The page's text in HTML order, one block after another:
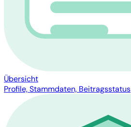
Übersicht
Profile, Stammdaten, Beitragsstatus